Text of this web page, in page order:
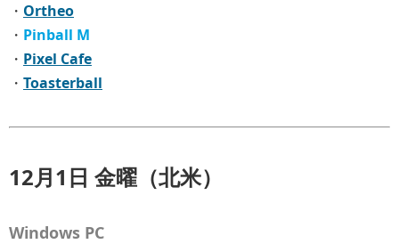
・ Ortheo
・ Pinball M
・ Pixel Cafe
・ Toasterball
12月1日 金曜（北米）
Windows PC